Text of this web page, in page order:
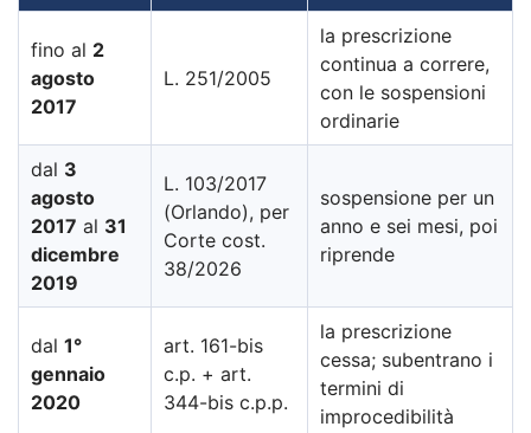
fino al 2
agosto
2017
L. 251/2005
la prescrizione
continua a correre,
con le sospensioni
ordinarie
dal 3
agosto
2017 al 31
dicembre
2019
L. 103/2017
(Orlando), per
Corte cost.
38/2026
sospensione per un
anno e sei mesi, poi
riprende
dal 1°
gennaio
2020
art. 161-bis
c.p. + art.
344-bis c.p.p.
la prescrizione
cessa; subentrano i
termini di
improcedibilità